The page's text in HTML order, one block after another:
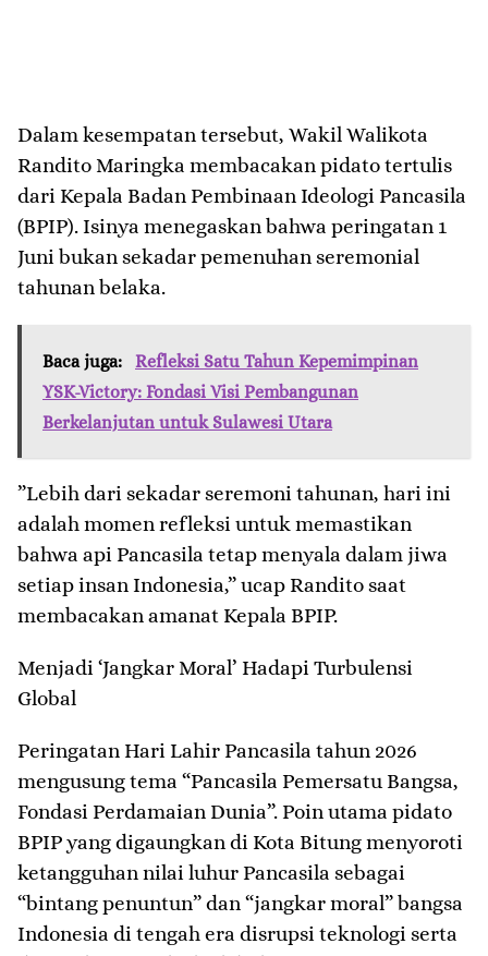
​Dalam kesempatan tersebut, Wakil Walikota
Randito Maringka membacakan pidato tertulis
dari Kepala Badan Pembinaan Ideologi Pancasila
(BPIP). Isinya menegaskan bahwa peringatan 1
Juni bukan sekadar pemenuhan seremonial
tahunan belaka.
Baca juga:
Refleksi Satu Tahun Kepemimpinan
YSK-Victory: Fondasi Visi Pembangunan
Berkelanjutan untuk Sulawesi Utara
​”Lebih dari sekadar seremoni tahunan, hari ini
adalah momen refleksi untuk memastikan
bahwa api Pancasila tetap menyala dalam jiwa
setiap insan Indonesia,” ucap Randito saat
membacakan amanat Kepala BPIP.
​Menjadi ‘Jangkar Moral’ Hadapi Turbulensi
Global
​Peringatan Hari Lahir Pancasila tahun 2026
mengusung tema “Pancasila Pemersatu Bangsa,
Fondasi Perdamaian Dunia”. Poin utama pidato
BPIP yang digaungkan di Kota Bitung menyoroti
ketangguhan nilai luhur Pancasila sebagai
“bintang penuntun” dan “jangkar moral” bangsa
Indonesia di tengah era disrupsi teknologi serta